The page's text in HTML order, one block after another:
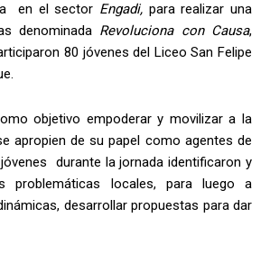
en el sector Engadi, para realizar una
denominada Revoluciona con Causa,
80 jóvenes del Liceo San Felipe
objetivo empoderar y movilizar a la
apropien de su papel como agentes de
durante la jornada identificaron y
problemáticas locales, para luego a
desarrollar propuestas para dar